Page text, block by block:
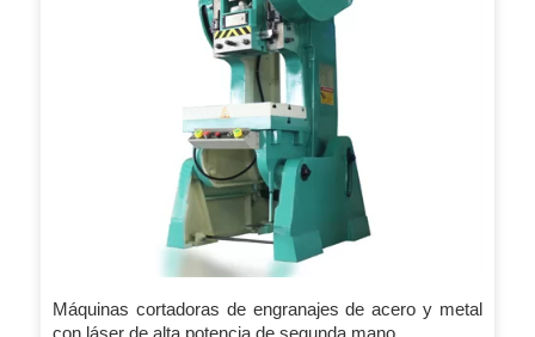
modelos, tapicería de edificios, bordado y recorte
computarizado, embalaje e industria del papel.
Máquinas cortadoras de engranajes de acero y metal
con láser de alta potencia de segunda mano